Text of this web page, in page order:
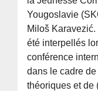
Yougoslavie
Miloš
été interpellés
conférence
dans le cadre
théoriques et